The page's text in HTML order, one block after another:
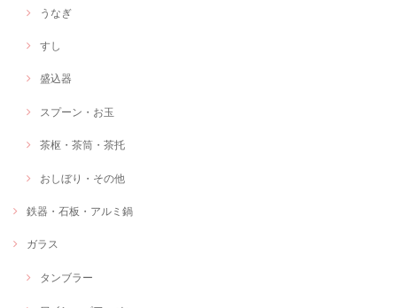
うなぎ
すし
盛込器
スプーン・お玉
茶枢・茶筒・茶托
おしぼり・その他
鉄器・石板・アルミ鍋
ガラス
タンブラー